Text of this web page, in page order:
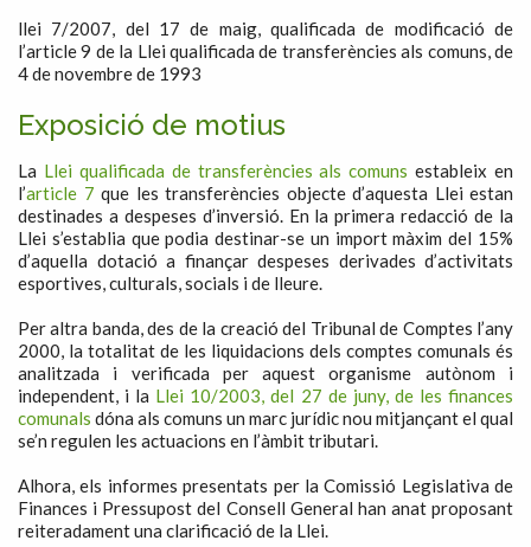
llei 7/2007, del 17 de maig, qualificada de modificació de
l’article 9 de la Llei qualificada de transferències als comuns, de
4 de novembre de 1993
Exposició de motius
La Llei qualificada de transferències als comuns estableix en
l’article 7 que les transferències objecte d’aquesta Llei estan
destinades a despeses d’inversió. En la primera redacció de la
Llei s’establia que podia destinar-se un import màxim del 15%
d’aquella dotació a finançar despeses derivades d’activitats
esportives, culturals, socials i de lleure.
Per altra banda, des de la creació del Tribunal de Comptes l’any
2000, la totalitat de les liquidacions dels comptes comunals és
analitzada i verificada per aquest organisme autònom i
independent, i la Llei 10/2003, del 27 de juny, de les finances
comunals dóna als comuns un marc jurídic nou mitjançant el qual
se’n regulen les actuacions en l’àmbit tributari.
Alhora, els informes presentats per la Comissió Legislativa de
Finances i Pressupost del Consell General han anat proposant
reiteradament una clarificació de la Llei.